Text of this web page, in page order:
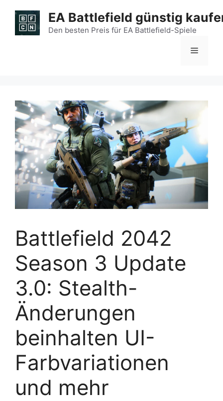
Inhalt
springen
EA Battlefield günstig
Den besten Preis für EA Battlefield-Spiele
Menü
Battlefield 2042
Season 3 Update
3.0: Stealth-
Änderungen
beinhalten UI-
Farbvariationen
und mehr